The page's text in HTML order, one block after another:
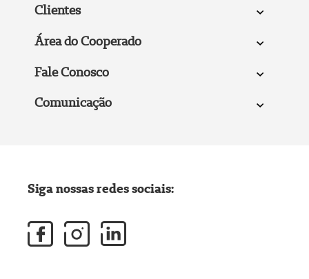
Clientes
Área do Cooperado
Fale Conosco
Comunicação
Siga nossas redes sociais: